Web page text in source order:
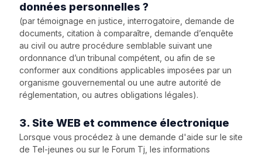
données personnelles ?
(par témoignage en justice, interrogatoire, demande de
documents, citation à comparaître, demande d’enquête
au civil ou autre procédure semblable suivant une
ordonnance d’un tribunal compétent, ou afin de se
conformer aux conditions applicables imposées par un
organisme gouvernemental ou une autre autorité de
réglementation, ou autres obligations légales).
3. Site WEB et commence électronique
Lorsque vous procédez à une demande d'aide sur le site
de Tel-jeunes ou sur le Forum Tj, les informations